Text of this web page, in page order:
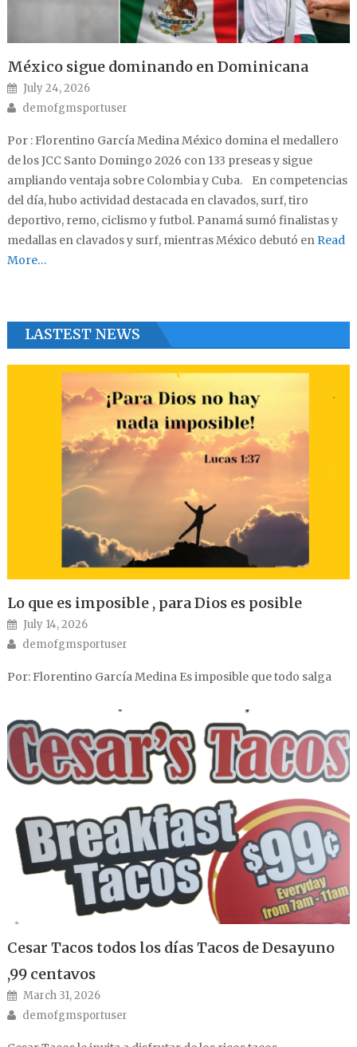
México sigue dominando en Dominicana
Posted on
July 24, 2026
Author
demofgmsportuser
Por : Florentino García Medina México domina el medallero
de los JCC Santo Domingo 2026 con 133 preseas y sigue
ampliando ventaja sobre Colombia y Cuba. En competencias
del día, hubo actividad destacada en clavados, surf, tiro
deportivo, remo, ciclismo y futbol. Panamá sumó finalistas y
medallas en clavados y surf, mientras México debutó enRead
More…
LASTEST NEWS
Lo que es imposible , para Dios es posible
Posted on
July 14, 2026
Author
demofgmsportuser
Por: Florentino García Medina Es imposible que todo salga
Cesar Tacos todos los días Tacos de Desayuno
,99 centavos
Posted on
March 31, 2026
Author
demofgmsportuser